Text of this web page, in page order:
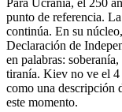
punto de referencia.
continúa. En su
Declaración de
en palabras:
tiranía. Kiev no ve el
como una descripción
este momento.